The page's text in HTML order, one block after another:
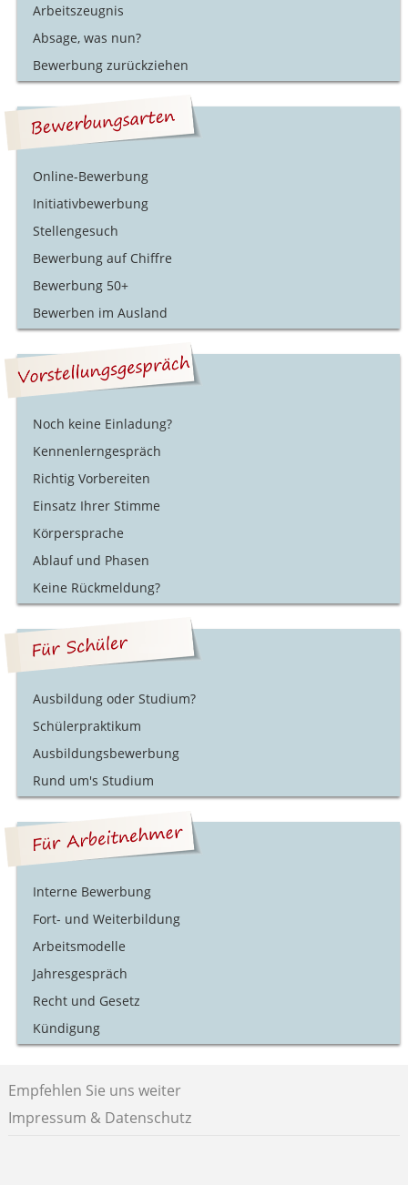
Arbeitszeugnis
Absage, was nun?
Bewerbung zurückziehen
Online-Bewerbung
Initiativbewerbung
Stellengesuch
Bewerbung auf Chiffre
Bewerbung 50+
Bewerben im Ausland
Noch keine Einladung?
Kennenlerngespräch
Richtig Vorbereiten
Einsatz Ihrer Stimme
Körpersprache
Ablauf und Phasen
Keine Rückmeldung?
Ausbildung oder Studium?
Schülerpraktikum
Ausbildungsbewerbung
Rund um's Studium
Interne Bewerbung
Fort- und Weiterbildung
Arbeitsmodelle
Jahresgespräch
Recht und Gesetz
Kündigung
Empfehlen Sie uns weiter
Impressum & Datenschutz